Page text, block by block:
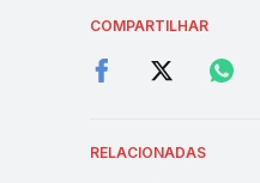
COMPARTILHAR
RELACIONADAS